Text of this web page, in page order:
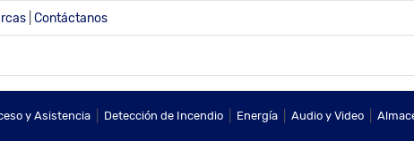
Contáctanos
y Asistencia Detección de Incendio Energía Audio y Video